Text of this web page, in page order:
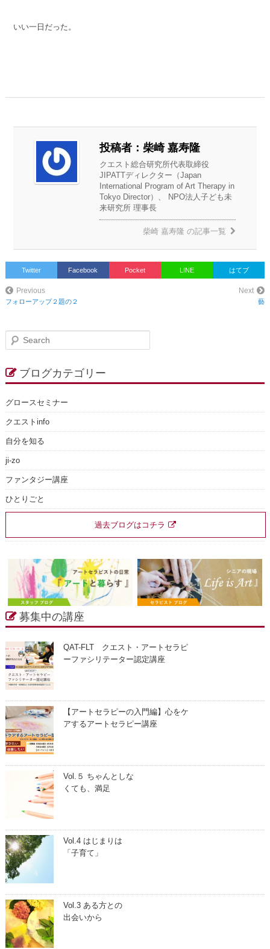
いい一日だった。
投稿者：柴崎 嘉寿隆
クエスト総合研究所代表取締役
JIPATTディレクター（Japan
International Program of Art Therapy in
Tokyo Director）、 NPO法人子ども未
来研究所 理事長
柴崎 嘉寿隆 の記事一覧
Twitter Facebook Pocket LINE はてブ
Previous
フォローアップ２題の２
Next
藝
c
h
ブログカテゴリー
グロースセミナー
クエストinfo
自分を知る
ji-zo
ファンタジー講座
ひとりごと
過去ブログはコチラ
募集中の講座
QAT-FLT クエスト・アートセラピ
ーファシリテーター認定講座
【アートセラピーの入門編】心をケ
アするアートセラピー講座
Vol.５ ちゃんとしな
くても、満足
Vol.4 はじまりは
「子育て」
Vol.3 ある方との
出会いから